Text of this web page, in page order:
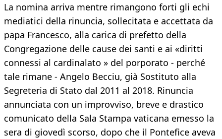
La nomina arriva mentre rimangono forti gli echi
mediatici della rinuncia, sollecitata e accettata da
papa Francesco, alla carica di prefetto della
Congregazione delle cause dei santi e ai «diritti
connessi al cardinalato » del porporato - perché
tale rimane - Angelo Becciu, già Sostituto alla
Segreteria di Stato dal 2011 al 2018. Rinuncia
annunciata con un improvviso, breve e drastico
comunicato della Sala Stampa vaticana emesso la
sera di giovedì scorso, dopo che il Pontefice aveva